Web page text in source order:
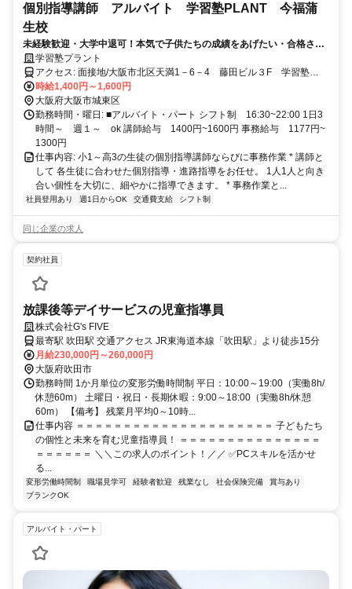
個別指導講師 アルバイト 学習塾PLANT 今福蒲
生校
未経験歓迎・大学中退可！本気で子供たちの成績をあげたい・合格させ
たい人待っています！生徒と楽しく学びましょう！
学習塾プラント
アクセス: 面接地/大阪市北区天満1－6－4 藤田ビル３F 学習塾
PLANT ※地下鉄「南森町」駅徒歩8分 「天満橋」駅徒歩８分 交通費
往復1000円まで/1回 （利用履歴 要提出）
時給1,400円～1,600円
大阪府大阪市城東区
勤務時間・曜日: ■アルバイト・パート シフト制 16:30~22:00 1日3
時間～ 週１～ ok 講師給与 1400円~1600円 事務給与 1177円~
1300円
仕事内容: 小1～高3の生徒の個別指導講師ならびに事務作業 * 講師と
して 各生徒に合わせた個別指導・進路指導をお任せ。 1人1人と向き
合い個性を大切に、細やかに指導できます。 * 事務作業と...
社員登用あり 週1日からOK 交通費支給 シフト制
同じ企業の求人
契約社員
放課後等デイサービスの児童指導員
株式会社G's FIVE
最寄駅 吹田駅 交通アクセス JR東海道本線「吹田駅」より徒歩15分
月給230,000円～260,000円
大阪府吹田市
勤務時間 1か月単位の変形労働時間制 平日：10:00～19:00（実働8h/
休憩60m） 土曜日・祝日・長期休暇：9:00～18:00（実働8h/休憩
60m） 【備考】 残業月平均0～10時...
仕事内容 ＝＝＝＝＝＝＝＝＝＝＝＝＝＝＝＝＝＝＝＝＝ 子どもたち
の個性と未来を育む児童指導員！ ＝＝＝＝＝＝＝＝＝＝＝＝＝＝＝
＝＝＝＝＝＝ ＼＼この求人のポイント！／／ ✅PCスキルを活かせ
る...
変形労働時間制 職場見学可 経験者歓迎 残業なし 社会保険完備
賞与あり
ブランクOK
アルバイト・パート